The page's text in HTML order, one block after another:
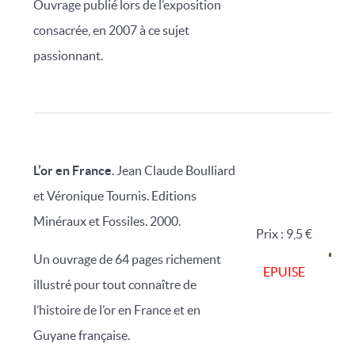
Ouvrage publié lors de l’exposition
consacrée, en 2007 à ce sujet
passionnant.
L’or en France. Jean Claude Boulliard
et Véronique Tournis. Editions
Minéraux et Fossiles. 2000.
Un ouvrage de 64 pages richement
illustré pour tout connaître de
l’histoire de l’or en France et en
Guyane française.
Prix : 9,5 €
EPUISE